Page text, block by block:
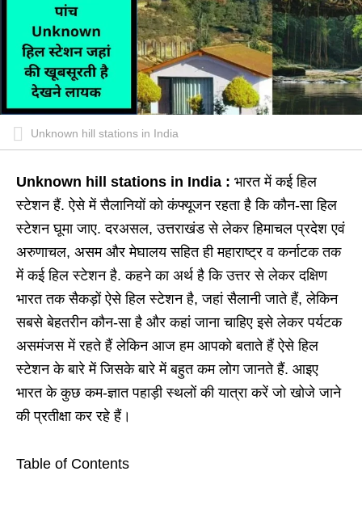
Unknown hill stations in India
Unknown hill stations in India : भारत में कई हिल
स्टेशन हैं. ऐसे में सैलानियों को कंफ्यूजन रहता है कि कौन-सा हिल
स्टेशन घूमा जाए. दरअसल, उत्तराखंड से लेकर हिमाचल प्रदेश एवं
अरुणाचल, असम और मेघालय सहित ही महाराष्ट्र व कर्नाटक तक
में कई हिल स्टेशन है. कहने का अर्थ है कि उत्तर से लेकर दक्षिण
भारत तक सैकड़ों ऐसे हिल स्टेशन है, जहां सैलानी जाते हैं, लेकिन
सबसे बेहतरीन कौन-सा है और कहां जाना चाहिए इसे लेकर पर्यटक
असमंजस में रहते हैं लेकिन आज हम आपको बताते हैं ऐसे हिल
स्टेशन के बारे में जिसके बारे में बहुत कम लोग जानते हैं. आइए
भारत के कुछ कम-ज्ञात पहाड़ी स्थलों की यात्रा करें जो खोजे जाने
की प्रतीक्षा कर रहे हैं।
Table of Contents